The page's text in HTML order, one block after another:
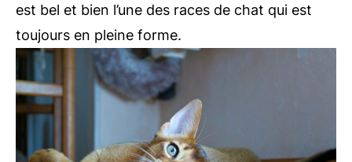
est bel et bien l’une des races de chat qui est
toujours en pleine forme.